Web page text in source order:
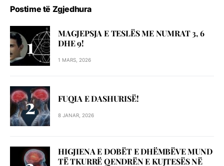
Postime të Zgjedhura
MAGJEPSJA E TESLËS ME NUMRAT 3, 6
DHE 9!
1 MARS, 2026
FUQIA E DASHURISË!
8 JANAR, 2026
HIGJIENA E DOBËT E DHËMBËVE MUND
TË TKURRË QENDRËN E KUJTESËS NË